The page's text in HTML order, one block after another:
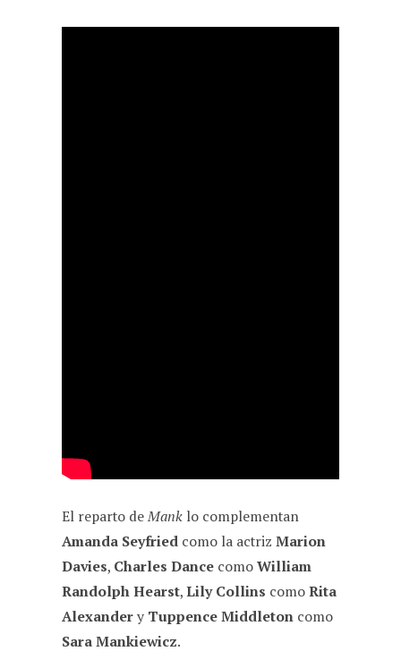
El reparto deMank lo complementan
Amanda Seyfried como la actrizMarion
Davies, Charles Dance comoWilliam
Randolph Hearst,Lily Collins comoRita
Alexandery Tuppence Middleton como
Sara Mankiewicz.